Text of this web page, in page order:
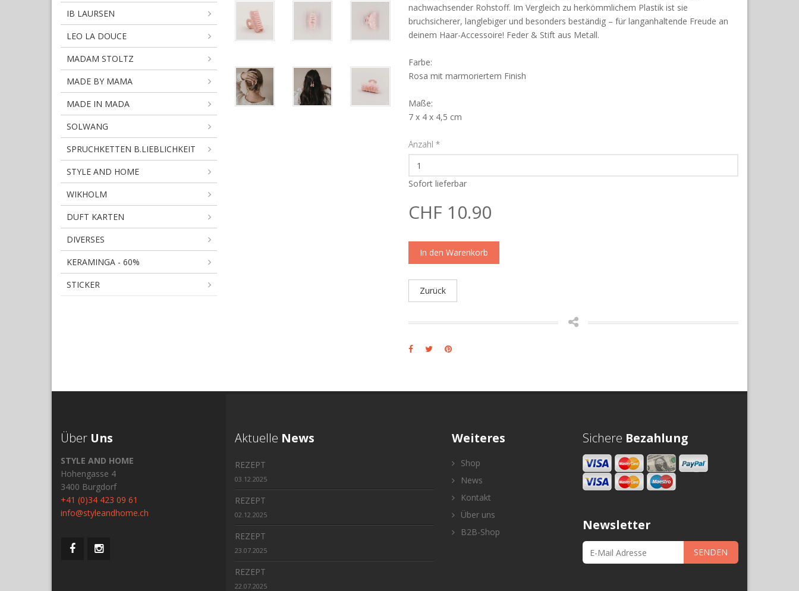
IB LAURSEN
LEO LA DOUCE
MADAM STOLTZ
MADE BY MAMA
MADE IN MADA
SOLWANG
SPRUCHKETTEN B.LIEBLICHKEIT
STYLE AND HOME
WIKHOLM
DUFT KARTEN
DIVERSES
KERAMINGA - 60%
STICKER
nachwachsender Rohstoff. Im Vergleich zu herkömmlichem Plastik ist sie
bruchsicherer, langlebiger und besonders beständig – für langanhaltende Freude an
deinem Haar-Accessoire! Feder & Stift aus Metall.
Farbe:
Rosa mit marmoriertem Finish
Maße:
7 x 4 x 4,5 cm
Anzahl *
Sofort lieferbar
CHF 10.90
In den Warenkorb
Zurück
Über Uns
STYLE AND HOME
Hohengasse 4
3400 Burgdorf
+41 (0)34 423 09 61
info@styleandhome.ch
Aktuelle News
REZEPT
03.12.2025
REZEPT
02.12.2025
REZEPT
23.07.2025
REZEPT
22.07.2025
Weiteres
Shop
News
Kontakt
Über uns
B2B-Shop
Sichere Bezahlung
Newsletter
SENDEN